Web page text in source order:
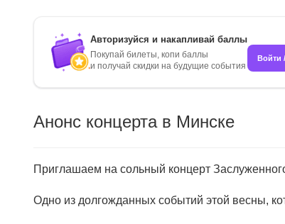
Авторизуйся и накапливай баллы
Покупай билеты, копи баллы
и получай скидки на будущие события
Войти
Анонс концерта в Минске
Приглашаем на сольный концерт
Одно из долгожданных событий этой весны,